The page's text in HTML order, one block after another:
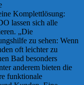
Komplettlösung:
lassen sich alle
„Die
zu sehen: Wenn
oft leichter zu
Bad besonders
anderem bieten die
funktionale